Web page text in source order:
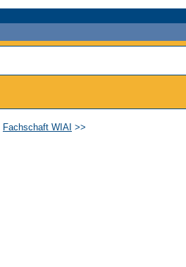
Fachschaft WIAI >>